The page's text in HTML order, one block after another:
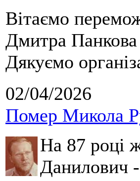
Вітаємо
Дмитра Панкова
Дякуємо
02/04/2026
Помер Микола
На 87 році
Данилович